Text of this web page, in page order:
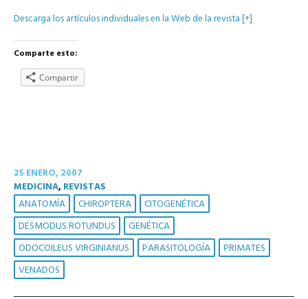
Descarga los artículos individuales en la Web de la revista [+]
Comparte esto:
Compartir
25 ENERO, 2007
MEDICINA,REVISTAS
ANATOMÍA CHIROPTERA
CITOGENÉTICA
DESMODUS ROTUNDUS
GENÉTICA
ODOCOILEUS VIRGINIANUS
PARASITOLOGÍA
PRIMATES
VENADOS